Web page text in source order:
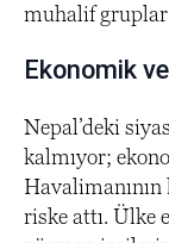
muhalif gruplar
Ekonomik
Nepal’deki
kalmıyor;
riske attı. Ülke